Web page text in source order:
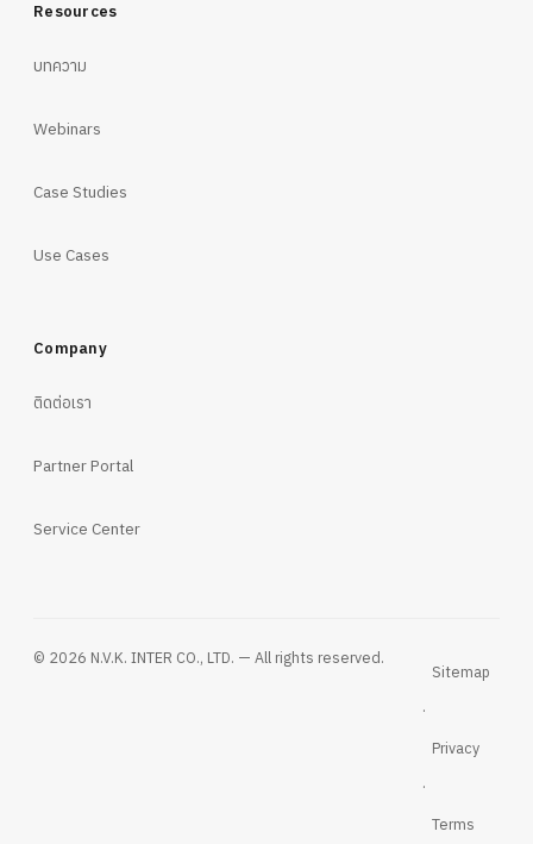
Resources
บทความ
Webinars
Case Studies
Use Cases
Company
ติดต่อเรา
Partner Portal
Service Center
© 2026 N.V.K. INTER CO., LTD. — All rights reserved.
Sitemap
·
Privacy
·
Terms